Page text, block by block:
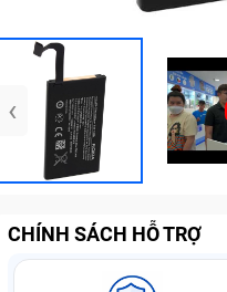
‹
CHÍNH SÁCH HỖ TRỢ